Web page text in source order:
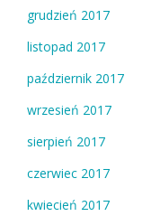
grudzień 2017
listopad 2017
październik 2017
wrzesień 2017
sierpień 2017
czerwiec 2017
kwiecień 2017